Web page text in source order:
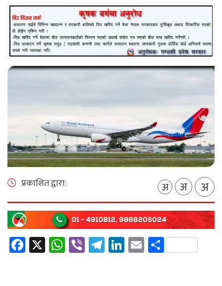
प्रकाशित द्वारा: अ अ अ
Facebook
X WhatsApp
ViberTelegram
LinkedIn
EmailShare